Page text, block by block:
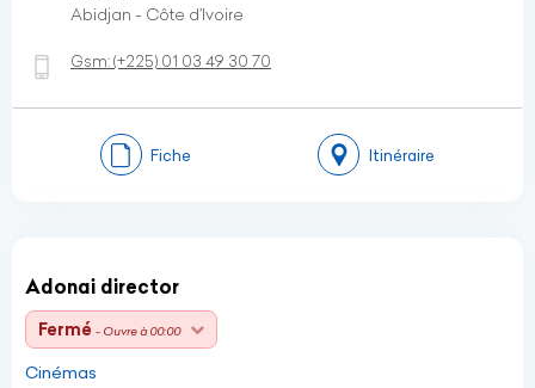
Abidjan - Côte d’Ivoire
Gsm:(+225) 01 03 49 30 70
Fiche Itinéraire
Adonai director
Fermé - Ouvre à 00:00
Cinémas